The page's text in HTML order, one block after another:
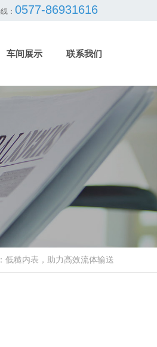
： 0577-86931616
车间展示 联系我们
低糙内表，助力高效流体输送